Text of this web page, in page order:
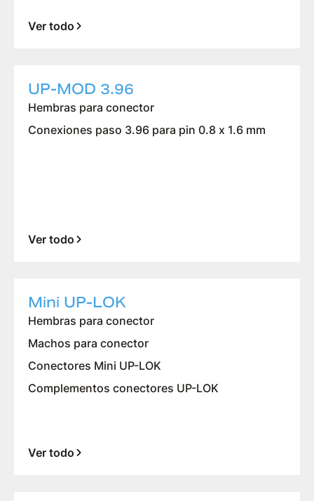
Ver todo
UP-MOD 3.96
Hembras para conector
Conexiones paso 3.96 para pin 0.8 x 1.6 mm
Ver todo
Mini UP-LOK
Hembras para conector
Machos para conector
Conectores Mini UP-LOK
Complementos conectores UP-LOK
Ver todo